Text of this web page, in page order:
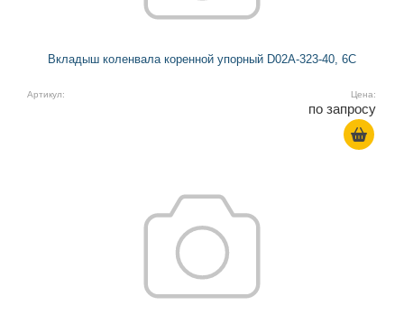
Вкладыш коленвала коренной упорный D02A-323-40, 6C
Артикул: Цена:
по запросу